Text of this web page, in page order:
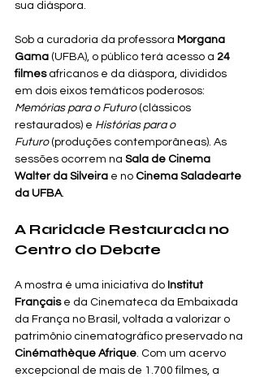
sua diáspora.
Sob a curadoria da professora Morgana
Gama (UFBA), o público terá acesso a 24
filmes africanos e da diáspora, divididos
em dois eixos temáticos poderosos:
Memórias para o Futuro (clássicos
restaurados) e Histórias para o
Futuro (produções contemporâneas). As
sessões ocorrem na Sala de Cinema
Walter da Silveira e no Cinema Saladearte
da UFBA.
A Raridade Restaurada no
Centro do Debate
A mostra é uma iniciativa do Institut
Français e da Cinemateca da Embaixada
da França no Brasil, voltada a valorizar o
patrimônio cinematográfico preservado na
Cinémathèque Afrique. Com um acervo
excepcional de mais de 1.700 filmes, a